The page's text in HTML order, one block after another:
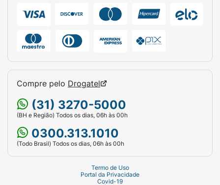
Compre pelo Drogatel
(31) 3270-5000
(BH e Região) Todos os dias, 06h às 00h
0300.313.1010
(Todo Brasil) Todos os dias, 06h às 00h
Termo de Uso
Portal da Privacidade
Covid-19